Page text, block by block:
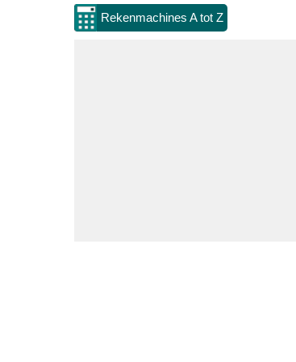
Rekenmachines A tot Z